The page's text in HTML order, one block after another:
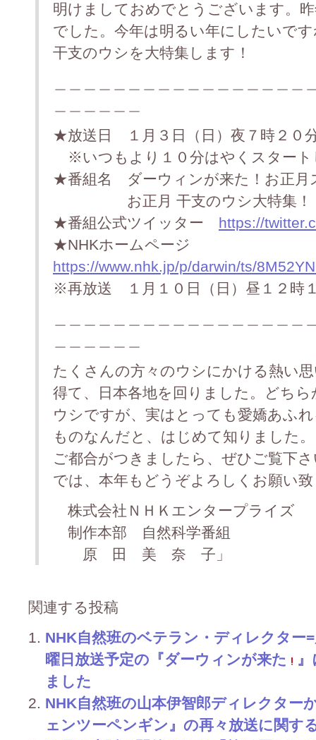
明けましておめでとうございます。
でした。今年は明るい年にしたいで
干支のウシを大特集します！
★放送日 １月３日（日）夜７時２０
※いつもより１０分はやくスタート
★番組名 ダーウィンが来た！お正月
お正月 干支のウシ大特集！
★番組公式ツイッター https://
★NHKホームページ
https://www.nhk.jp/p/darwin/ts/
※再放送 １月１０日（日）昼１２時
たくさんの方々のウシにかける熱い
得て、日本各地を回りました。どち
ウシですが、実はとっても愛嬌あふ
ものなんだと、はじめて知りました。
ご都合がつきましたら、ぜひご覧下
では、本年もどうぞよろしくお願い
株式会社ＮＨＫエンタープライズ
制作本部 自然科学番組
原 田 美 奈 子」
関連する投稿
NHK自然班のベテラン・ディレクター
曜日放送予定の『ダーウィンが来た
ました
NHK自然班の山本伊智郎ディレクター
ェンツーペンギン』の再々放送に関す